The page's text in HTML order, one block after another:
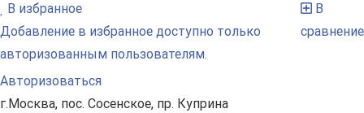
В избранное
Добавление в избранное доступно только
авторизованным пользователям.
Авторизоваться
В
сравнение
г.Москва, пос. Сосенское, пр. Куприна